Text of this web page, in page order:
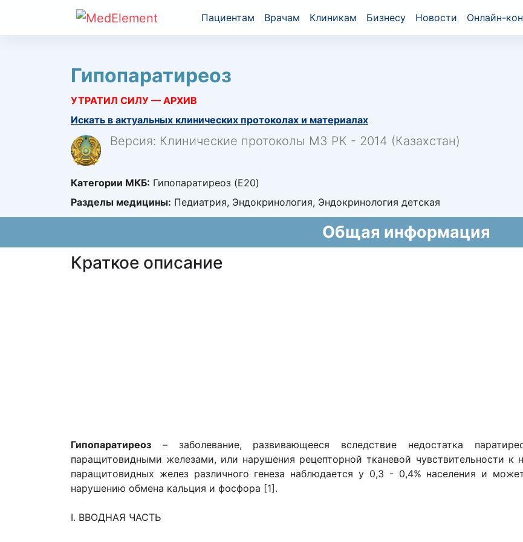
Пациентам Врачам Клиникам Бизнесу Новости Онлайн-
Гипопаратиреоз
УТРАТИЛ СИЛУ — АРХИВ
Искать в актуальных клинических протоколах и материалах
Версия: Клинические протоколы МЗ РК - 2014 (Казахстан)
Категории МКБ: Гипопаратиреоз (E20)
Разделы медицины: Педиатрия, Эндокринология, Эндокринология детская
Общая информация
Краткое описание
Гипопаратиреоз – заболевание, развивающееся вследствие недостатка
паращитовидными железами, или нарушения рецепторной тканевой чувствительности к
паращитовидных желез различного генеза наблюдается у 0,3 - 0,4% населения и
нарушению обмена кальция и фосфора [1].
I. ВВОДНАЯ ЧАСТЬ